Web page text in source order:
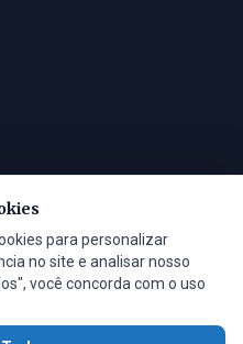
para personalizar
no site e analisar nosso
você concorda com o uso